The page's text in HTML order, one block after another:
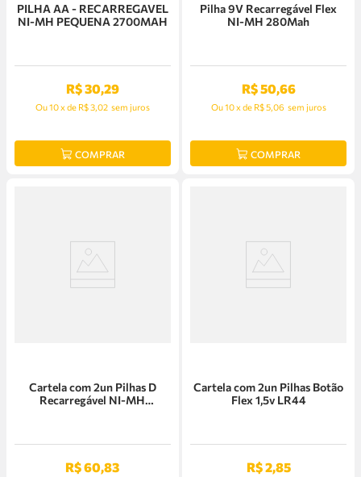
PILHA AA - RECARREGAVEL
NI-MH PEQUENA 2700MAH
R$30,29
Ou10xde R$ 3,02 sem juros
COMPRAR
Pilha 9V Recarregável Flex
NI-MH 280Mah
R$50,66
Ou10xde R$ 5,06 sem juros
COMPRAR
Cartela com 2un Pilhas D
Recarregável NI-MH
R$60,83
Cartela com 2un Pilhas Botão
Flex 1,5v LR44
R$2,85